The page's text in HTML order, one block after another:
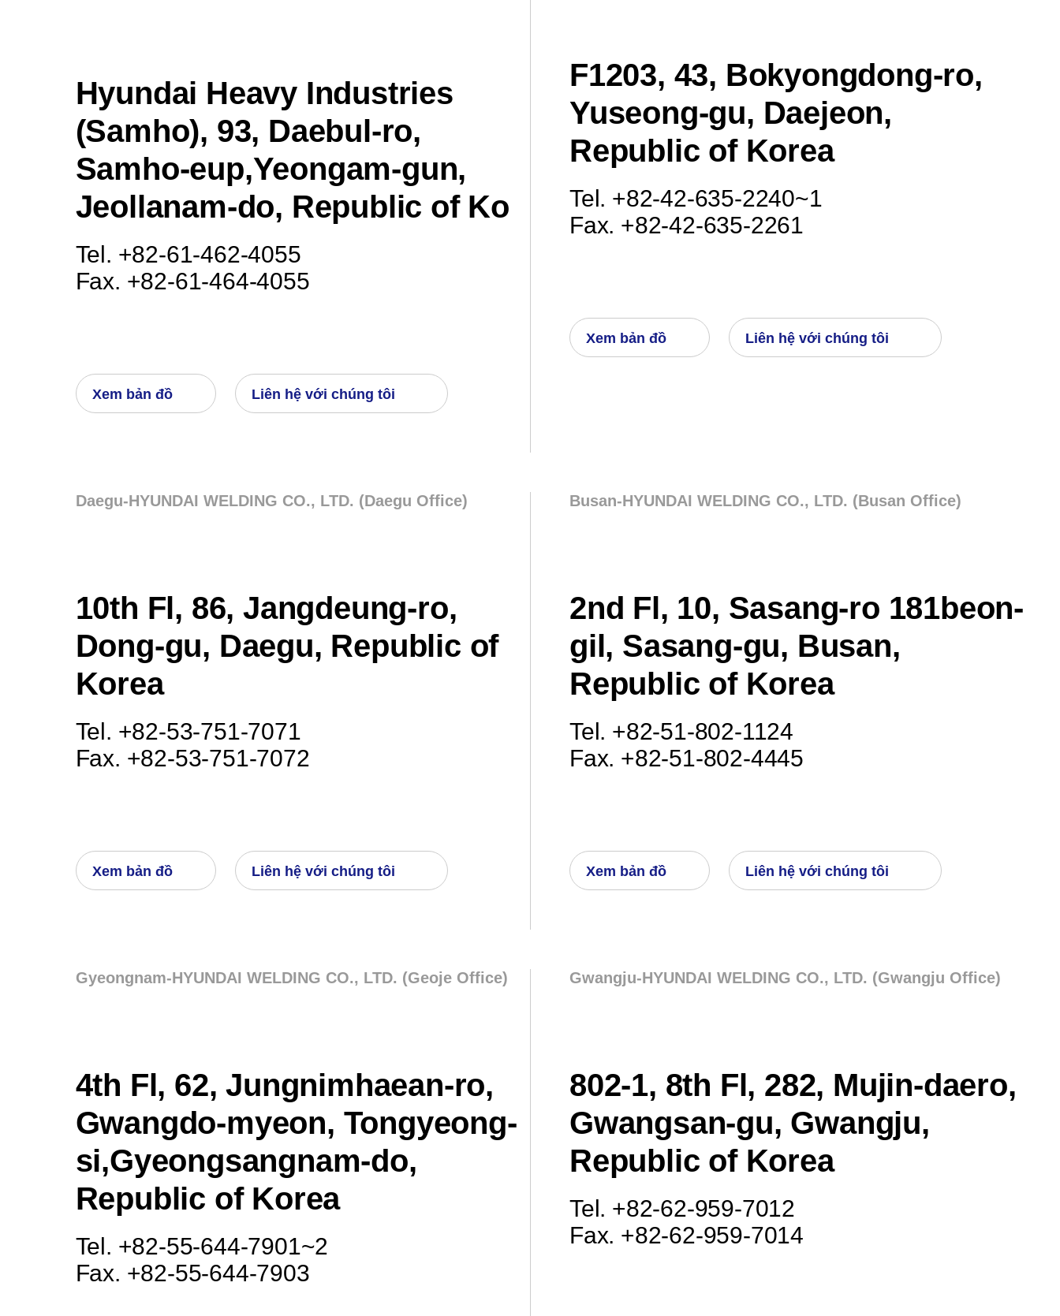
Hyundai Heavy Industries
(Samho), 93, Daebul-ro,
Samho-eup,Yeongam-gun,
Jeollanam-do, Republic of Ko
Tel. +82-61-462-4055
Fax. +82-61-464-4055
Xem bản đồ Liên hệ với chúng tôi
F1203, 43, Bokyongdong-ro,
Yuseong-gu, Daejeon,
Republic of Korea
Tel. +82-42-635-2240~1
Fax. +82-42-635-2261
Xem bản đồ Liên hệ với chúng tôi
Daegu-HYUNDAI WELDING CO., LTD. (Daegu Office)
10th Fl, 86, Jangdeung-ro,
Dong-gu, Daegu, Republic of
Korea
Tel. +82-53-751-7071
Fax. +82-53-751-7072
Xem bản đồ Liên hệ với chúng tôi
Busan-HYUNDAI WELDING CO., LTD. (Busan Office)
2nd Fl, 10, Sasang-ro 181beon-
gil, Sasang-gu, Busan,
Republic of Korea
Tel. +82-51-802-1124
Fax. +82-51-802-4445
Xem bản đồ Liên hệ với chúng tôi
Gyeongnam-HYUNDAI WELDING CO., LTD. (Geoje Office)
4th Fl, 62, Jungnimhaean-ro,
Gwangdo-myeon, Tongyeong-
si,Gyeongsangnam-do,
Republic of Korea
Tel. +82-55-644-7901~2
Fax. +82-55-644-7903
Gwangju-HYUNDAI WELDING CO., LTD. (Gwangju Office)
802-1, 8th Fl, 282, Mujin-daero,
Gwangsan-gu, Gwangju,
Republic of Korea
Tel. +82-62-959-7012
Fax. +82-62-959-7014